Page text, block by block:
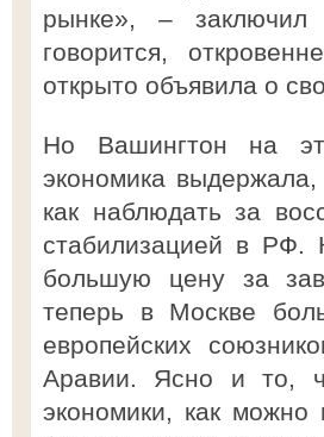
рынке», – заключил
говорится,
открыто объявила о
Но Вашингтон на
экономика
как наблюдать за
стабилизацией в РФ.
большую цену за
теперь в Москве
европейских
Аравии. Ясно и то,
экономики, как